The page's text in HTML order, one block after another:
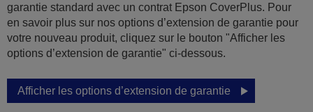
garantie standard avec un contrat Epson CoverPlus. Pour
en savoir plus sur nos options d’extension de garantie pour
votre nouveau produit, cliquez sur le bouton "Afficher les
options d’extension de garantie" ci-dessous.
Afficher les options d’extension de garantie